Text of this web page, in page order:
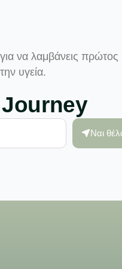
να λαμβάνεις πρώτος
υγεία.
Ναι